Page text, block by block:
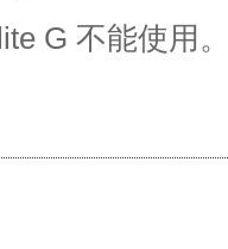
G 不能使用